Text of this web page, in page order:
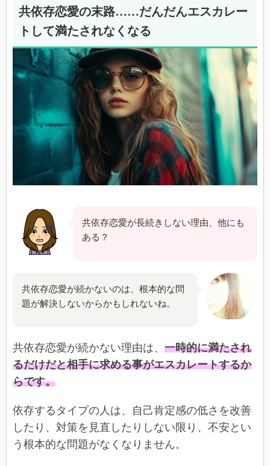
共依存恋愛の末路……だんだんエスカレー
トして満たされなくなる
共依存恋愛が長続きしない理由、他にも
ある？
共依存恋愛が続かないのは、根本的な問
題が解決しないからかもしれないね。
共依存恋愛が続かない理由は、 一時的に満たされ
るだけだと相手に求める事がエスカレートするか
らです。
依存するタイプの人は、自己肯定感の低さを改善
したり、対策を見直したりしない限り、不安とい
う根本的な問題がなくなりません。